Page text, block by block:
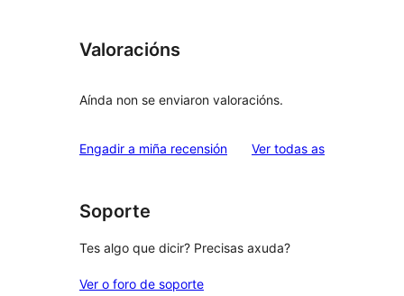
Valoracións
Aínda non se enviaron valoracións.
Engadir a miña recensión Ver todas asvaloracións
Soporte
Tes algo que dicir? Precisas axuda?
Ver o foro de soporte